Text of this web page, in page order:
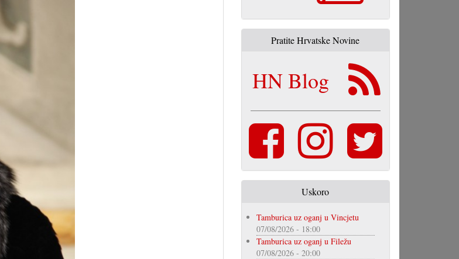
Pratite Hrvatske Novine
HN Blog
Uskoro
Tamburica uz oganj u Vincjetu
07/08/2026 - 18:00
Tamburica uz oganj u Filežu
07/08/2026 - 20:00